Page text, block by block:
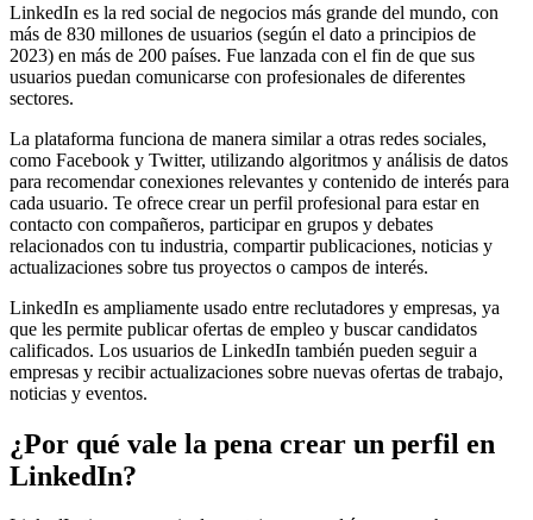
LinkedIn es la red social de negocios más grande del mundo, con
más de 830 millones de usuarios (según el dato a principios de
2023) en más de 200 países. Fue lanzada con el fin de que sus
usuarios puedan comunicarse con profesionales de diferentes
sectores.
La plataforma funciona de manera similar a otras redes sociales,
como Facebook y Twitter, utilizando algoritmos y análisis de datos
para recomendar conexiones relevantes y contenido de interés para
cada usuario. Te ofrece crear un perfil profesional para estar en
contacto con compañeros, participar en grupos y debates
relacionados con tu industria, compartir publicaciones, noticias y
actualizaciones sobre tus proyectos o campos de interés.
LinkedIn es ampliamente usado entre reclutadores y empresas, ya
que les permite publicar ofertas de empleo y buscar candidatos
calificados. Los usuarios de LinkedIn también pueden seguir a
empresas y recibir actualizaciones sobre nuevas ofertas de trabajo,
noticias y eventos.
¿Por qué vale la pena crear un perfil en
LinkedIn?